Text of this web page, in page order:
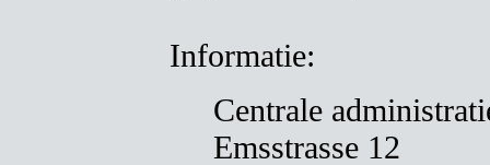
Informatie:
Centrale
Emsstrasse 12